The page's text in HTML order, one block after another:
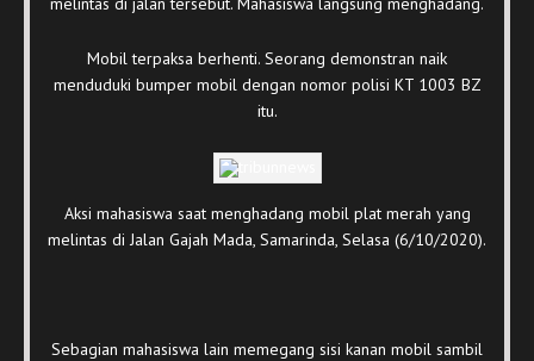
Mobil terpaksa berhenti. Seorang demonstran naik
menduduki bumper mobil dengan nomor polisi KT 1003 BZ
itu.
Aksi mahasiswa saat menghadang mobil plat merah yang
melintas di Jalan Gajah Mada, Samarinda, Selasa (6/10/2020).
Sebagian mahasiswa lain memegang sisi kanan mobil sambil